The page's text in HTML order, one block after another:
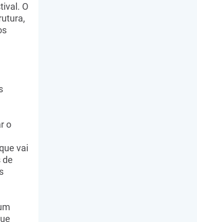
O
o
vai
de